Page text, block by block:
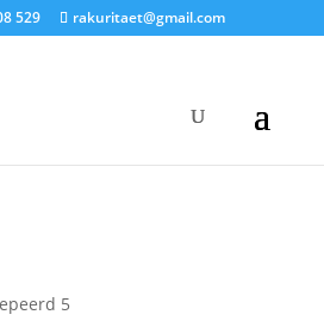
529 rakuritaet@gmail.com
5